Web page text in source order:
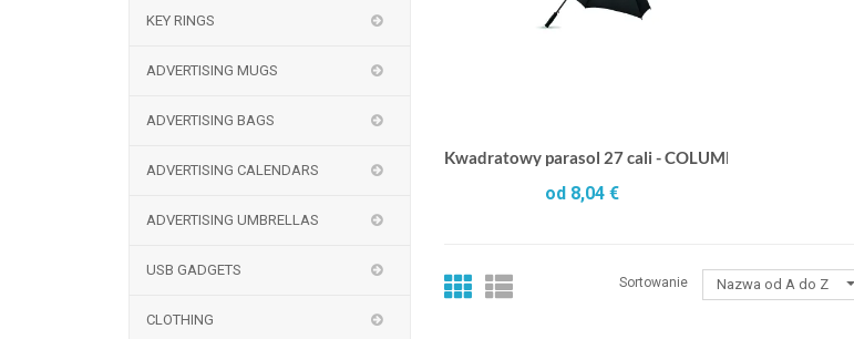
KEY RINGS
ADVERTISING MUGS
ADVERTISING BAGS
ADVERTISING CALENDARS
ADVERTISING UMBRELLAS
USB GADGETS
CLOTHING
Kwadratowy parasol 27 cali - COLUMBUS
od 8,04 €
Sortowanie Nazwa od A do Z